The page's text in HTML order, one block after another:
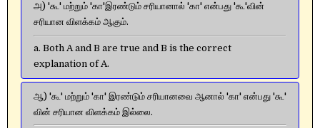
அ) 'கூ' மற்றும் 'கா'இரண்டும் சரியானால் 'கா' என்பது 'கூ'வின்
சரியான விளக்கம் ஆகும்.
a. Both A and B are true and B is the correct
explanation of A.
ஆ) 'கூ' மற்றும் 'கா' இரண்டும் சரியானவை ஆனால் 'கா' என்பது 'கூ'
வின் சரியான விளக்கம் இல்லை.